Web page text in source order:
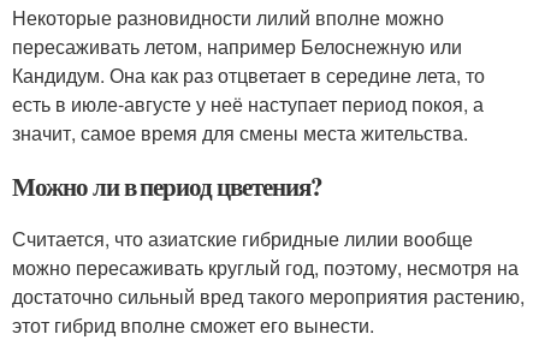
Некоторые разновидности лилий вполне можно
пересаживать летом, например Белоснежную или
Кандидум. Она как раз отцветает в середине лета, то
есть в июле-августе у неё наступает период покоя, а
значит, самое время для смены места жительства.
Можно ли в период цветения?
Считается, что азиатские гибридные лилии вообще
можно пересаживать круглый год, поэтому, несмотря на
достаточно сильный вред такого мероприятия растению,
этот гибрид вполне сможет его вынести.